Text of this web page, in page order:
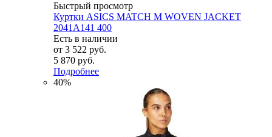
Быстрый просмотр
Куртки ASICS MATCH M WOVEN JACKET
2041A141 400
Есть в наличии
от 3 522 руб.
5 870 руб.
Подробнее
40%